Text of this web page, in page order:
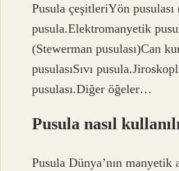
Pusula çeşitleriYön pusulası
pusula.Elektromanyetik
(Stewerman pusulası)Can
pusulasıSıvı
pusulası.Diğer öğeler…
Pusula nasıl
Pusula Dünya’nın manyetik